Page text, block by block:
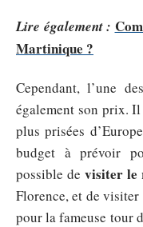
Lire également :
Martinique ?
Cependant, l’une
également son prix. Il
plus prisées
budget à prévoir
possible devisiter le
Florence, et de
pour la fameuse tour